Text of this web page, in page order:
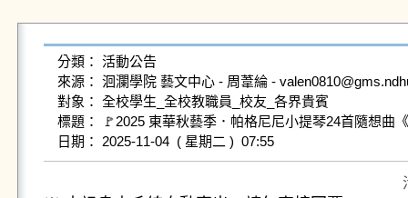
分類： 活動公告
來源： 洄瀾學院 藝文中心 - 周葦綸 -
對象： 全校學生_全校教職員_校友_各界貴賓
標題： 🚩2025 東華秋藝季．帕格尼尼小提琴24首隨想曲
日期： 2025-11-04  ( 星期二 )  07:55